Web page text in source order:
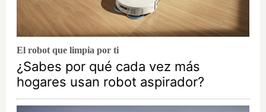
El robot que limpia por ti
¿Sabes por qué cada vez más
hogares usan robot aspirador?